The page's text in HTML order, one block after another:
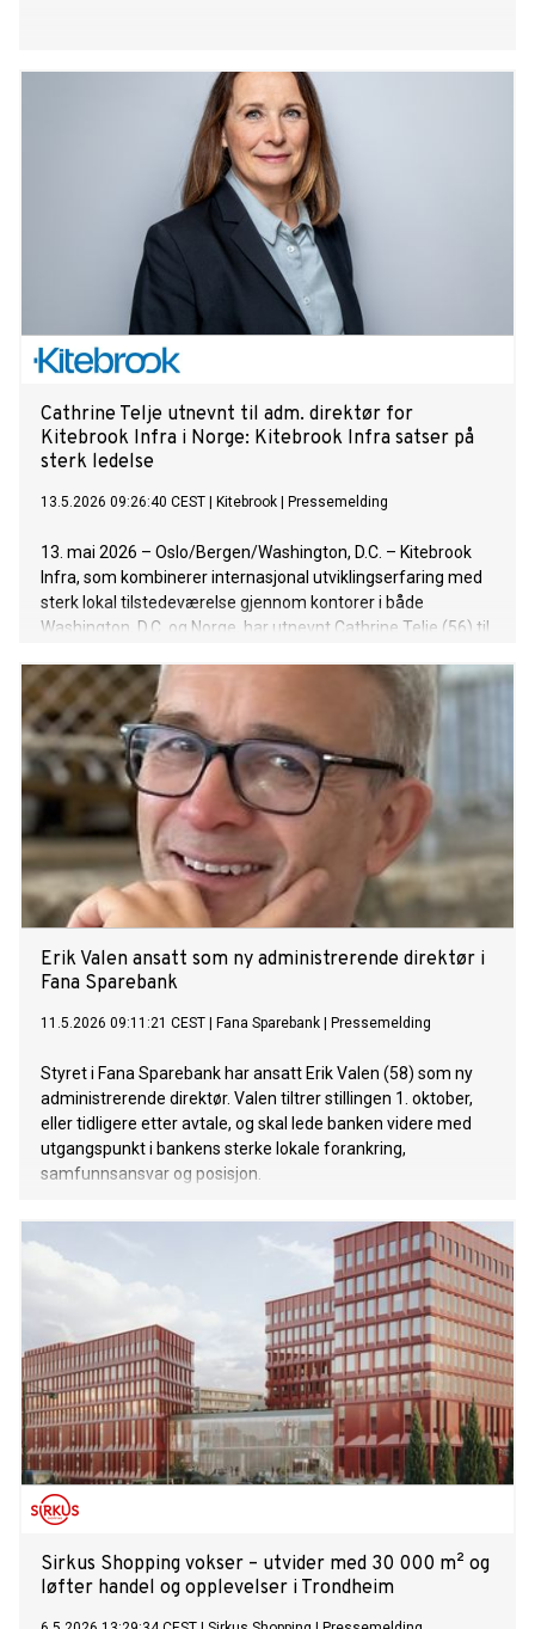
Cathrine Telje utnevnt til adm. direktør for
Kitebrook Infra i Norge: Kitebrook Infra satser på
sterk ledelse
13.5.2026 09:26:40 CEST Kitebrook Pressemelding
13. mai 2026 – Oslo/Bergen/Washington, D.C. – Kitebrook
Infra, som kombinerer internasjonal utviklingserfaring med
sterk lokal tilstedeværelse gjennom kontorer i både
Washington, D.C. og Norge, har utnevnt Cathrine Telje (56) til
Erik Valen ansatt som ny administrerende direktør i
Fana Sparebank
11.5.2026 09:11:21 CEST Fana Sparebank Pressemelding
Styret i Fana Sparebank har ansatt Erik Valen (58) som ny
administrerende direktør. Valen tiltrer stillingen 1. oktober,
eller tidligere etter avtale, og skal lede banken videre med
utgangspunkt i bankens sterke lokale forankring,
samfunnsansvar og posisjon.
Sirkus Shopping vokser – utvider med 30 000 m² og
løfter handel og opplevelser i Trondheim